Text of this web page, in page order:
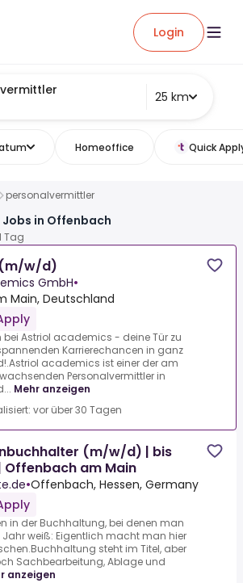
Login
25 km
Homeoffice Quick
personalvermittler
in Offenbach
Tag
w/d)
GmbH•
Main, Deutschland
bei Astriol academics - deine Tür zu
Karrierechancen in ganz
academics ist einer der am
Personalvermittler in
Mehr anzeigen
vor über 30 Tagen
(m/w/d) | bis
Offenbach am Main
•Offenbach, Hessen, Germany
in der Buchhaltung, bei denen man
weiß: Eigentlich macht man hier
steht im Titel, aber
Sachbearbeitung, Ablage und
anzeigen